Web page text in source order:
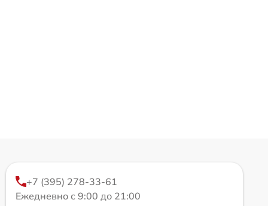
+7 (395) 278-33-61
Ежедневно с 9:00 до 21:00